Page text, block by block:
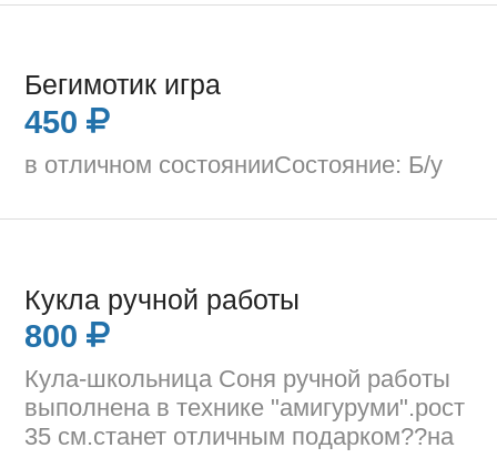
Бегимотик игра
450
в отличном состоянииСостояние: Б/у
Кукла ручной работы
800
Кула-школьница Соня ручной работы
выполнена в технике "амигуруми".рост
35 см.станет отличным подарком??на